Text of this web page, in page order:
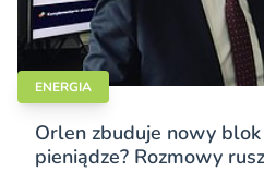
ENERGIA
Orlen zbuduje nowy blok
pieniądze? Rozmowy